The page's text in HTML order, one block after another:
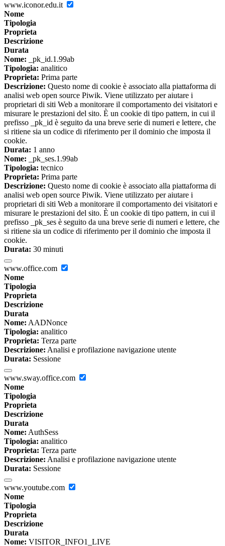
www.iconor.edu.it
Nome
Tipologia
Proprieta
Descrizione
Durata
Nome: _pk_id.1.99ab
Tipologia: analitico
Proprieta: Prima parte
Descrizione: Questo nome di cookie è associato alla piattaforma di
analisi web open source Piwik. Viene utilizzato per aiutare i
proprietari di siti Web a monitorare il comportamento dei visitatori e
misurare le prestazioni del sito. È un cookie di tipo pattern, in cui il
prefisso _pk_id è seguito da una breve serie di numeri e lettere, che
si ritiene sia un codice di riferimento per il dominio che imposta il
cookie.
Durata: 1 anno
Nome: _pk_ses.1.99ab
Tipologia: tecnico
Proprieta: Prima parte
Descrizione: Questo nome di cookie è associato alla piattaforma di
analisi web open source Piwik. Viene utilizzato per aiutare i
proprietari di siti Web a monitorare il comportamento dei visitatori e
misurare le prestazioni del sito. È un cookie di tipo pattern, in cui il
prefisso _pk_ses è seguito da una breve serie di numeri e lettere, che
si ritiene sia un codice di riferimento per il dominio che imposta il
cookie.
Durata: 30 minuti
www.office.com
Nome
Tipologia
Proprieta
Descrizione
Durata
Nome: AADNonce
Tipologia: analitico
Proprieta: Terza parte
Descrizione: Analisi e profilazione navigazione utente
Durata: Sessione
www.sway.office.com
Nome
Tipologia
Proprieta
Descrizione
Durata
Nome: AuthSess
Tipologia: analitico
Proprieta: Terza parte
Descrizione: Analisi e profilazione navigazione utente
Durata: Sessione
www.youtube.com
Nome
Tipologia
Proprieta
Descrizione
Durata
Nome: VISITOR_INFO1_LIVE